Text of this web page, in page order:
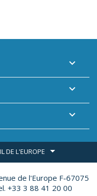



DE L'EUROPE
de l'Europe F-67075
+33 3 88 41 20 00